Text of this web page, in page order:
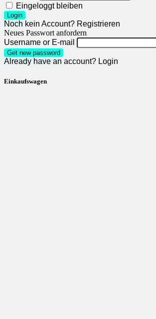
Eingeloggt bleiben
Login
Noch kein Account? Registrieren
Neues Passwort anfordern
Username or E-mail
Get new password
Already have an account? Login
Einkaufswagen